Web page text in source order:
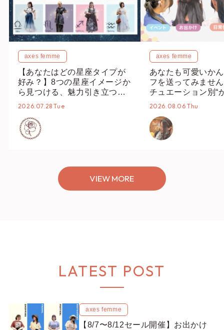
axes femme
【あなたはどの星座タイプが
好み？】8つの星座イメージか
ら見つける、魅力引き立つス
タイリング♡
2026.07.28 Tue
axes femme
あなたも可愛いか
フを送ってみませ
チュエーション別“
オススメ【ショッ
2026.08.06 Thu
VIEW MORE
LATEST POST
axes femme
【8/7〜8/12セール開催】お出かけ